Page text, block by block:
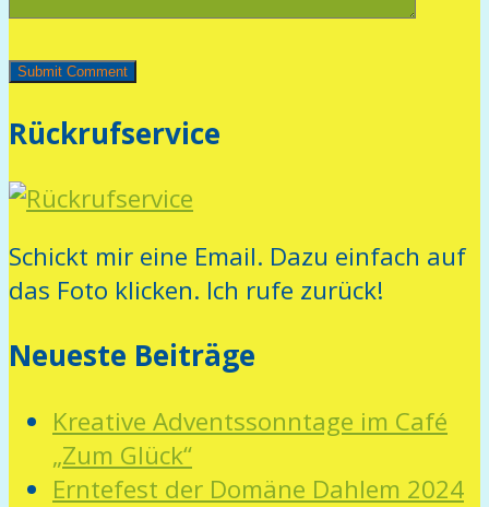
Rückrufservice
Schickt mir eine Email. Dazu einfach auf
das Foto klicken. Ich rufe zurück!
Neueste Beiträge
Kreative Adventssonntage im Café
„Zum Glück“
Erntefest der Domäne Dahlem 2024